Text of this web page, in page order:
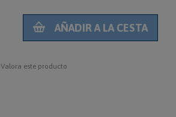
AÑADIR A LA CESTA
Valora este producto